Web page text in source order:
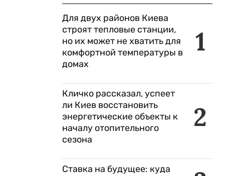
1
Для двух районов Киева
строят тепловые станции,
но их может не хватить для
комфортной температуры в
домах
2
Кличко рассказал, успеет
ли Киев восстановить
энергетические объекты к
началу отопительного
сезона
Ставка на будущее: куда